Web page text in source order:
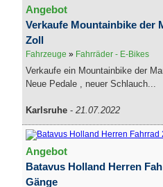
Angebot
Verkaufe Mountainbike der
Zoll
Fahrzeuge » Fahrräder - E-Bikes
Verkaufe ein Mountainbike der
Neue Pedale , neuer Schlauch...
Karlsruhe - 21.07.2022
Angebot
Batavus Holland Herren
Gänge